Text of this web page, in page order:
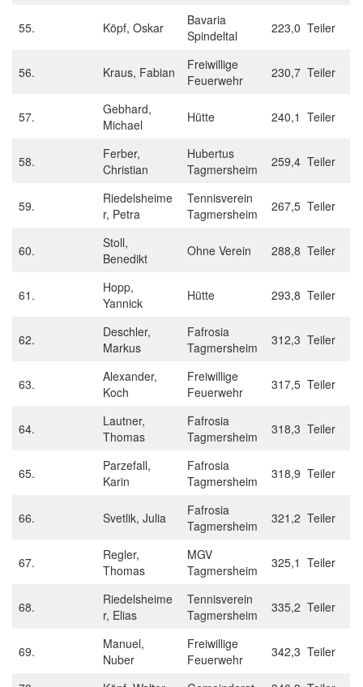
55. Köpf, Oskar
Bavaria
Spindeltal
223,0 Teiler
56. Kraus, Fabian
Freiwillige
Feuerwehr
230,7 Teiler
57.
Gebhard,
Michael
Hütte 240,1 Teiler
58.
Ferber,
Christian
Hubertus
Tagmersheim
259,4 Teiler
59.
Riedelsheime
r, Petra
Tennisverein
Tagmersheim
267,5 Teiler
60.
Stoll,
Benedikt
Ohne Verein 288,8 Teiler
61.
Hopp,
Yannick
Hütte 293,8 Teiler
62.
Deschler,
Markus
Fafrosia
Tagmersheim
312,3 Teiler
63.
Alexander,
Koch
Freiwillige
Feuerwehr
317,5 Teiler
64.
Lautner,
Thomas
Fafrosia
Tagmersheim
318,3 Teiler
65.
Parzefall,
Karin
Fafrosia
Tagmersheim
318,9 Teiler
66. Svetlik, Julia
Fafrosia
Tagmersheim
321,2 Teiler
67.
Regler,
Thomas
MGV
Tagmersheim
325,1 Teiler
68.
Riedelsheime
r, Elias
Tennisverein
Tagmersheim
335,2 Teiler
69.
Manuel,
Nuber
Freiwillige
Feuerwehr
342,3 Teiler